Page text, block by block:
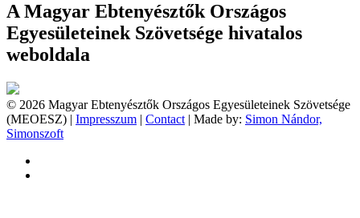
A Magyar Ebtenyésztők Országos
Egyesületeinek Szövetsége hivatalos
weboldala
© 2026 Magyar Ebtenyésztők Országos Egyesületeinek Szövetsége
(MEOESZ) | Impresszum | Contact | Made by: Simon Nándor,
Simonszoft